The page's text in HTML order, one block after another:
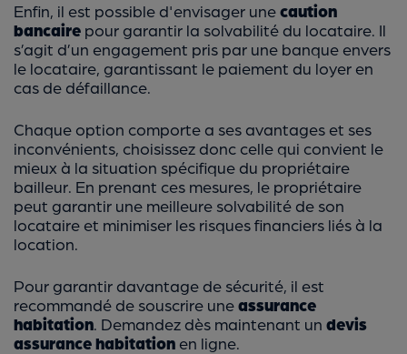
Enfin, il est possible d'envisager unecaution
bancaire pour garantir la solvabilité du locataire. Il
s’agit d’un engagement pris par une banque envers
le locataire, garantissant le paiement du loyer en
cas de défaillance.
Chaque option comporte a ses avantages et ses
inconvénients, choisissez donc celle qui convient le
mieux à la situation spécifique du propriétaire
bailleur. En prenant ces mesures, le propriétaire
peut garantir une meilleure solvabilité de son
locataire et minimiser les risques financiers liés à la
location.
Pour garantir davantage de sécurité, il est
recommandé de souscrire uneassurance
habitation. Demandez dès maintenant un devis
assurance habitation en ligne.